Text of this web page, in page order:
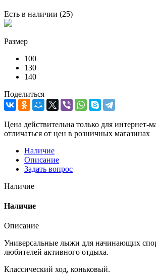
Есть в наличии (25)
Размер
100
130
140
Поделиться
Цена действительна только для интернет-
отличаться от цен в розничных магазинах
Наличие
Описание
Задать вопрос
Наличие
Наличие
Описание
Универсальные лыжи для начинающих
любителей активного отдыха.
Классический ход, коньковый.